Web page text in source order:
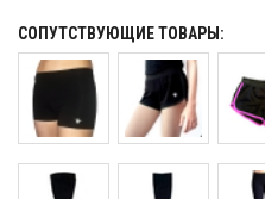
СОПУТСТВУЮЩИЕ ТОВАРЫ: